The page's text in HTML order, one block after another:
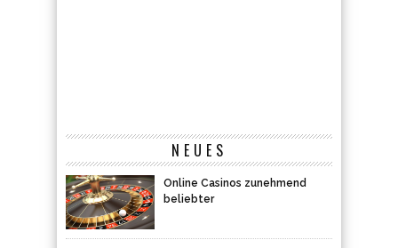
NEUES
Online Casinos zunehmend
beliebter